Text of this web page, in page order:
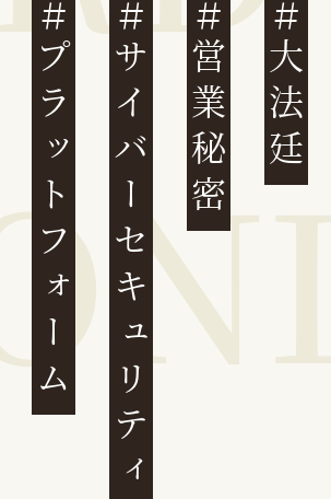
プラットフォームサイバーセキュリティ 営業秘密 大法廷